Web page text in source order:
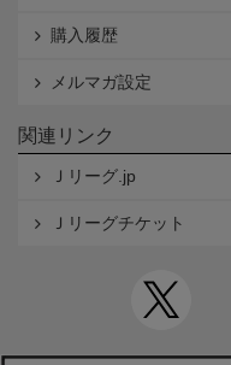
購入履歴
メルマガ設定
関連リンク
Ｊリーグ.jp
Ｊリーグチケット